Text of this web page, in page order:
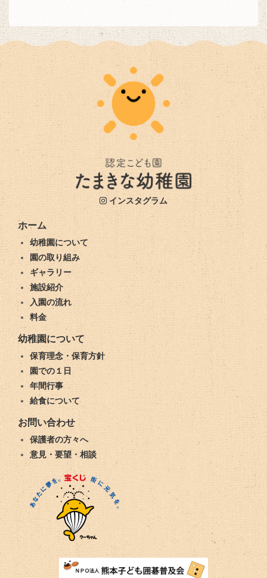
インスタグラム
ホーム
幼稚園について
園の取り組み
ギャラリー
施設紹介
入園の流れ
料金
幼稚園について
保育理念・保育方針
園での１日
年間行事
給食について
お問い合わせ
保護者の方々へ
意見・要望・相談